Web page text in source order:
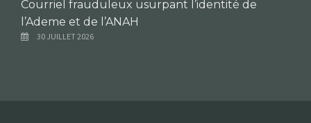
Courriel frauduleux usurpant l’identité de
l’Ademe et de l’ANAH
30 JUILLET 2026